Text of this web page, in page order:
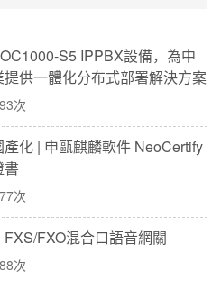
S5 IPPBX設備，為中
提供一體化分布式部署解決方案
次
產化 | 申甌麒麟軟件 NeoCertify
書
次
FXS/FXO混合口語音網關
次